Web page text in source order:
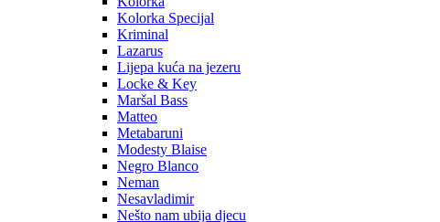
Kolorka Specijal
Kriminal
Lazarus
Lijepa kuća na jezeru
Locke & Key
Maršal Bass
Matteo
Metabaruni
Modesty Blaise
Negro Blanco
Neman
Nesavladimir
Nešto nam ubija djecu